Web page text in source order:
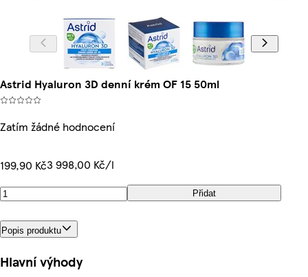
Astrid Hyaluron 3D denní krém OF 15 50ml
Zatím žádné hodnocení
199,90 Kč3 998,00 Kč/l
Přidat
Popis produktu
Hlavní výhody